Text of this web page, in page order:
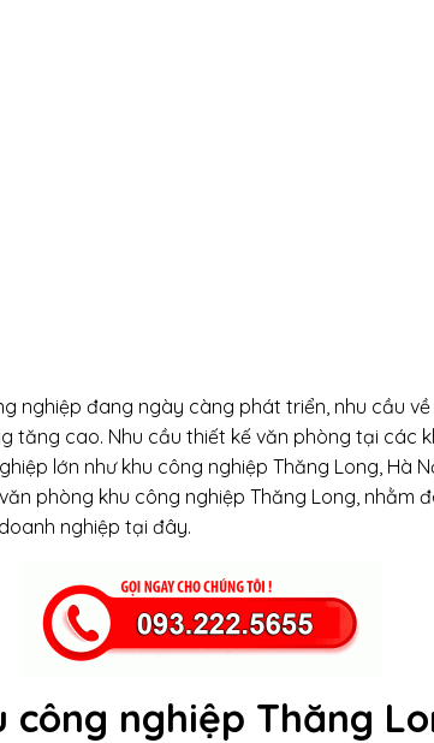
nghiệp đang ngày càng phát triển, nhu cầu
tăng cao. Nhu cầu thiết kế văn phòng tại các
lớn như khu công nghiệp Thăng Long, Hà
phòng khu công nghiệp Thăng Long, nhằm
nghiệp tại đây.
nghiệp Thăng